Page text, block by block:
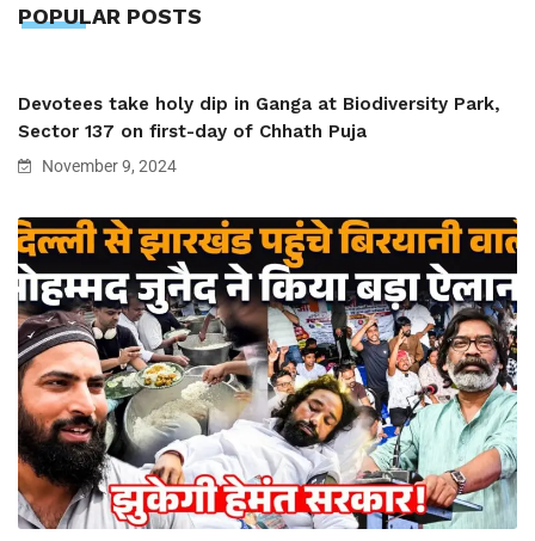
POPULAR POSTS
Devotees take holy dip in Ganga at Biodiversity Park,
Sector 137 on first-day of Chhath Puja
November 9, 2024